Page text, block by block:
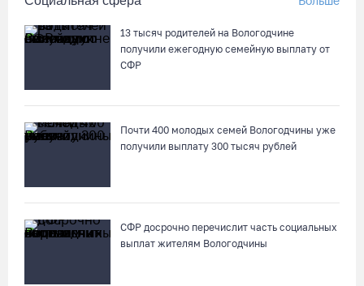
остановят на три дня
07.08.26 / 11:22
07.08.26 / 11:19
медучреждениях
13 тысяч родителей на Вологодчине
получили ежегодную семейную выплату от
СФР
Почти 400 молодых семей Вологодчины уже
получили выплату 300 тысяч рублей
СФР досрочно перечислит часть социальных
выплат жителям Вологодчины